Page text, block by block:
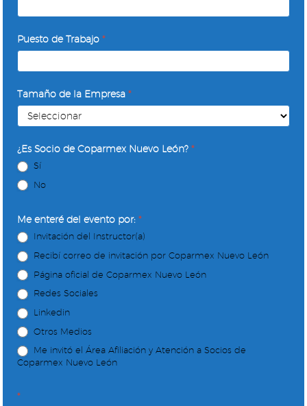
Puesto de Trabajo*
Tamaño de la Empresa*
¿Es Socio de Coparmex Nuevo León?*
Sí
No
Me enteré del evento por:*
Invitación del Instructor(a)
Recibí correo de invitación por Coparmex Nuevo León
Página oficial de Coparmex Nuevo León
Redes Sociales
Linkedin
Otros Medios
Me invitó el Área Afiliación y Atención a Socios de
Coparmex Nuevo León
*